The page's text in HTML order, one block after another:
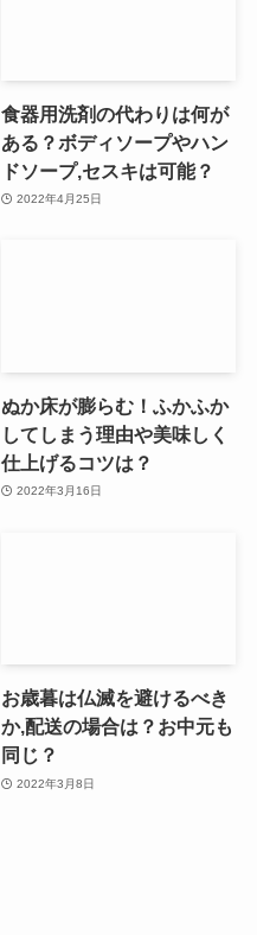
食器用洗剤の代わりは何が
ある？ボディソープやハン
ドソープ,セスキは可能？
2022年4月25日
ぬか床が膨らむ！ふかふか
してしまう理由や美味しく
仕上げるコツは？
2022年3月16日
お歳暮は仏滅を避けるべき
か,配送の場合は？お中元も
同じ？
2022年3月8日